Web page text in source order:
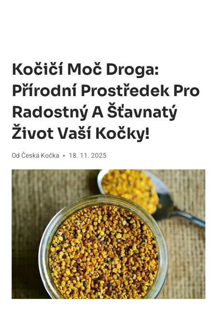
Kočičí Moč Droga:
Přírodní Prostředek Pro
Radostný A Šťavnatý
Život Vaší Kočky!
Od Česká Kočka 18. 11. 2025